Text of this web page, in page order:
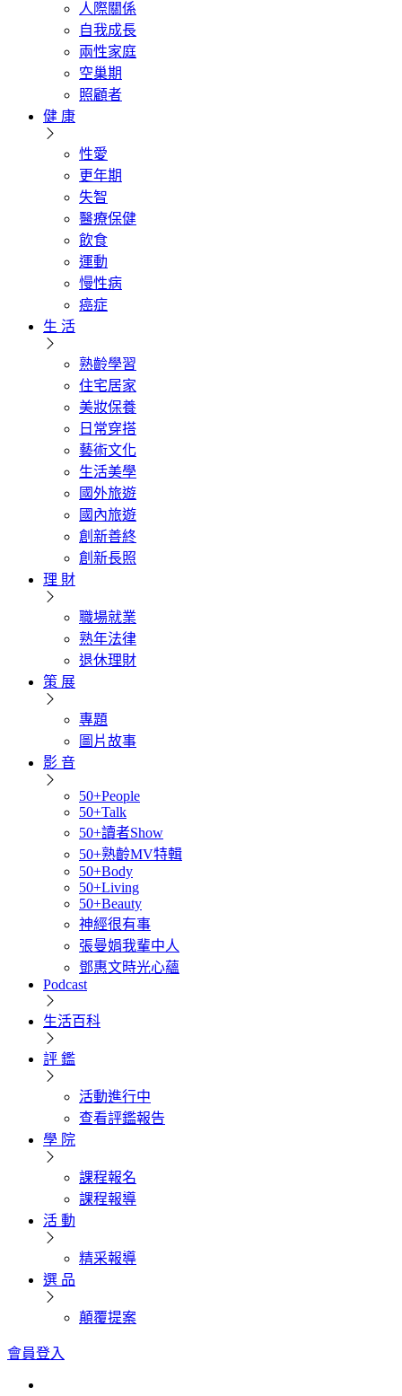
人際關係
自我成長
兩性家庭
空巢期
照顧者
健 康
性愛
更年期
失智
醫療保健
飲食
運動
慢性病
癌症
生 活
熟齡學習
住宅居家
美妝保養
日常穿搭
藝術文化
生活美學
國外旅遊
國內旅遊
創新善終
創新長照
理 財
職場就業
熟年法律
退休理財
策 展
專題
圖片故事
影 音
50+People
50+Talk
50+讀者Show
50+熟齡MV特輯
50+Body
50+Living
50+Beauty
神經很有事
張曼娟我輩中人
鄧惠文時光心蘊
Podcast
生活百科
評 鑑
活動進行中
查看評鑑報告
學 院
課程報名
課程報導
活 動
精采報導
選 品
顛覆提案
會員登入